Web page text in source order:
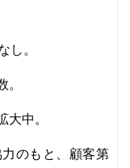
し。
。
大中。
のもと、顧客第